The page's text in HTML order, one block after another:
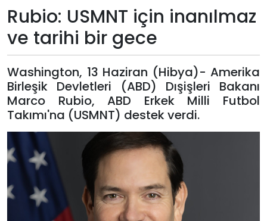
Künye
Giriş
Yap
Rubio: USMNT için inanılmaz
ve tarihi bir gece
Washington, 13 Haziran (Hibya)- Amerika
Birleşik Devletleri (ABD) Dışişleri Bakanı
Marco Rubio, ABD Erkek Milli Futbol
Takımı'na (USMNT) destek verdi.